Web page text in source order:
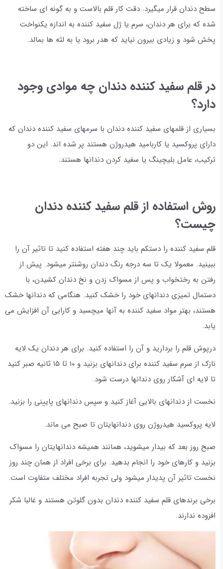
سطح دندان قرار میگیرد. دقت کار قلم بالاست و به گونه ای ساخته
شده که برای هر دندان، سرم یا ژل سفید کننده به اندازه یکنواخت
پخش شود و زیادی بیرون نیاید که هدر برود یا به لثه ها بمالد.
در قلم سفید کننده دندان چه موادی وجود
دارد؟
بسیاری از قلمهای سفید کننده دندان با سرمهای سفید کننده دندان که
دارای پروکسید یا کاربامید هیدروژن هستند پر شده اند. این دو
ترکیب، عامل بلیچینگ یا سفید کردن دندانها هستند.
روش استفاده از قلم سفید کننده دندان
چیست؟
قلم سفید کننده را دستکم باید چند هفته استفاده کنید تا تاثیر آن را
ببینید. معمولا یک تا سه درجه رنگ دندان روشنتر میشود. پیش از
رفتن به رختخواب و پس از مسواک زدن و نخ دندان کشیدن، با
دستمال تمیزی دندانهای خود را خشک کنید. هنگامی که دندانها خشک
هستند، بهتر مواد سفید کننده به آنها میچسبد و کارایی آن افزایش می
یابد.
درپوش قلم را بردارید و آن را استفاده کنید. برای هر دندان یک لایه
نازک از سرم سفید کننده برای دندانهای بزنید و ۱۰ تا ۱۵ ثانیه صبر کنید
تا لایه ای آشکار روی دندانها درست شود.
نخست از دندانهای بالایی آغاز کنید و سپس دندانهای پایینی را بزنید.
لایه پروکسید هیدروژن روی دندانهایتان تا صبح می ماند.
صبح روز بعد که بیدار میشوید، همانند همیشه دندانهایتان را مسواک
بزنید و کارهای خود را انجام بدهید. برای برخی افراد از همان چند روز
نخست تاثیر آن پدیدار میشود ولی تجربه افراد مختلف متفاوت است.
برخی برندهای قلم سفید کننده دندان بدون گلوتن هستند و غالبا شکر
افزوده ندارند.